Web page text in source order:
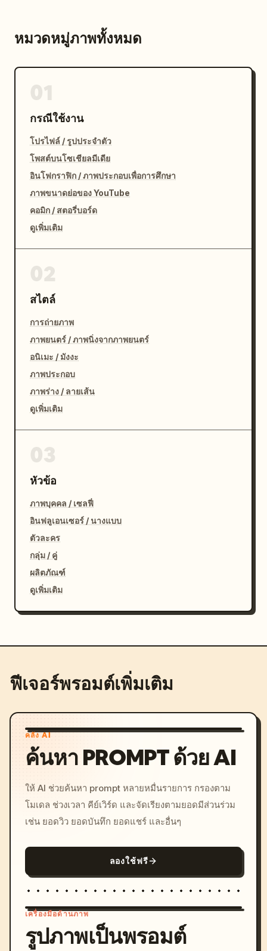
หมวดหมู่ภาพทั้งหมด
กรณีใช้งาน
โปรไฟล์ / รูปประจำตัว
โพสต์บนโซเชียลมีเดีย
อินโฟกราฟิก / ภาพประกอบเพื่อการศึกษา
ภาพขนาดย่อของ YouTube
คอมิก / สตอรี่บอร์ด
ดูเพิ่มเติม
สไตล์
การถ่ายภาพ
ภาพยนตร์ / ภาพนิ่งจากภาพยนตร์
อนิเมะ / มังงะ
ภาพประกอบ
ภาพร่าง / ลายเส้น
ดูเพิ่มเติม
หัวข้อ
ภาพบุคคล / เซลฟี่
อินฟลูเอนเซอร์ / นางแบบ
ตัวละคร
กลุ่ม / คู่
ผลิตภัณฑ์
ดูเพิ่มเติม
ฟีเจอร์พรอมต์เพิ่มเติม
คลัง AI
ค้นหา PROMPT ด้วย AI
ให้ AI ช่วยค้นหา prompt หลายหมื่นรายการ กรองตาม
โมเดล ช่วงเวลา คีย์เวิร์ด และจัดเรียงตามยอดมีส่วนร่วม
เช่น ยอดวิว ยอดบันทึก ยอดแชร์ และอื่นๆ
ลองใช้ฟรี
เครื่องมือด้านภาพ
รูปภาพเป็นพรอมต์